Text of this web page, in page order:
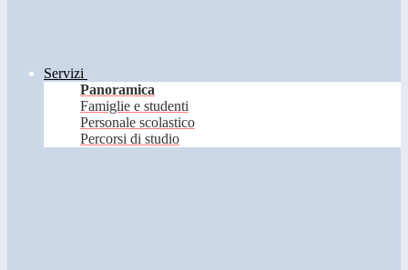
Servizi
Panoramica
Famiglie e studenti
Personale scolastico
Percorsi di studio